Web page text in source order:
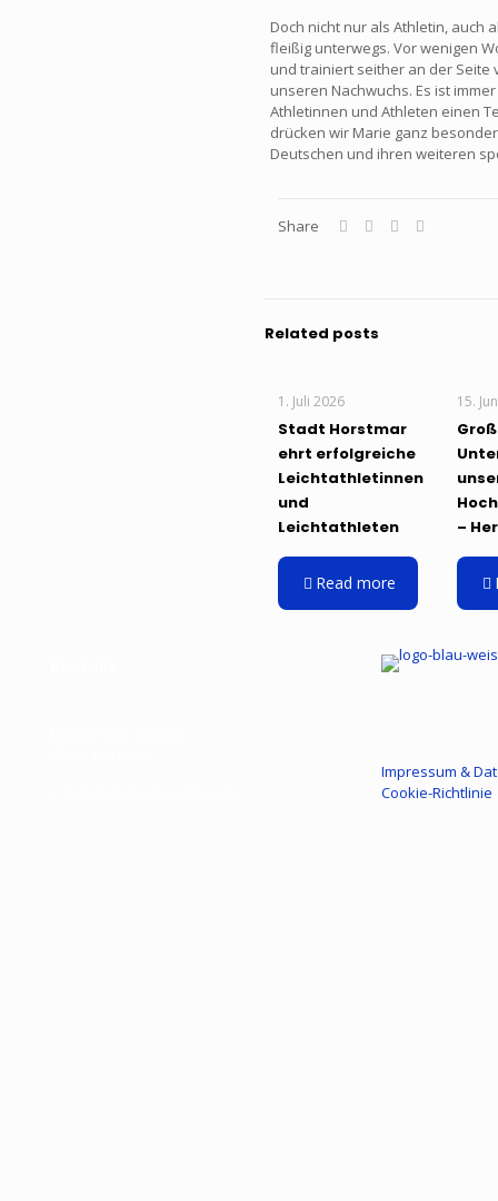
Doch nicht nur als Athletin, auch
fleißig unterwegs. Vor wenigen
und trainiert seither an der Seite
unseren Nachwuchs. Es ist
Athletinnen und Athleten einen
drücken wir Marie ganz
Deutschen und ihren weiteren
Share
Related posts
1. Juli 2026
Stadt Horstmar
ehrt erfolgreiche
Leichtathletinnen
und
Leichtathleten
Read more
15.
–
Impressum &
Cookie-Richtlinie